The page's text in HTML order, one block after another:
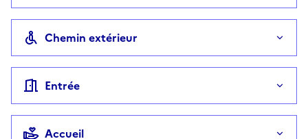
Chemin extérieur
Entrée
Accueil